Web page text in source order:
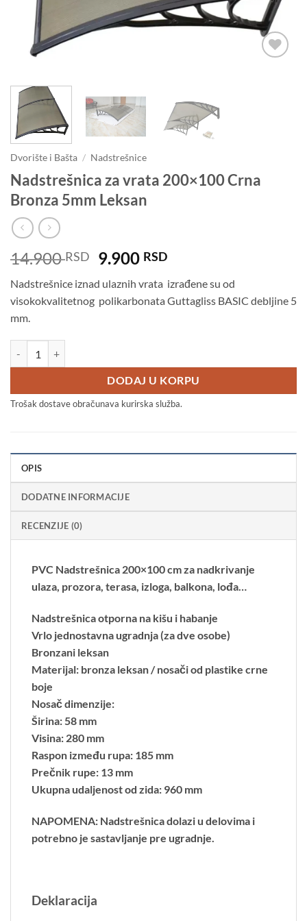
Dvorište i Bašta / Nadstrešnice
Nadstrešnica za vrata 200×100 Crna
Bronza 5mm Leksan
14.900RSD
Originalna
je
bila:
9.900 RSDTrenutna
je:
9.900 RSD.
Nadstrešnice iznad ulaznih vrata izrađene su od
visokokvalitetnog polikarbonata Guttagliss BASIC debljine 5
mm.
DODAJ U KORPU
Trošak dostave obračunava kurirska služba.
OPIS
DODATNE INFORMACIJE
RECENZIJE (0)
PVC Nadstrešnica 200×100 cm za nadkrivanje
ulaza, prozora, terasa, izloga, balkona, lođa…
Nadstrešnica otporna na kišu i habanje
Vrlo jednostavna ugradnja (za dve osobe)
Bronzani leksan
Materijal: bronza leksan / nosači od plastike crne
boje
Nosač dimenzije:
Širina: 58 mm
Visina: 280 mm
Raspon između rupa: 185 mm
Prečnik rupe: 13 mm
Ukupna udaljenost od zida: 960 mm
NAPOMENA: Nadstrešnica dolazi u delovima i
potrebno je sastavljanje pre ugradnje.
Deklaracija